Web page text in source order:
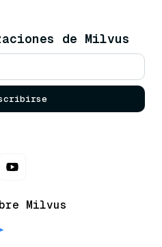
de Milvus
Milvus